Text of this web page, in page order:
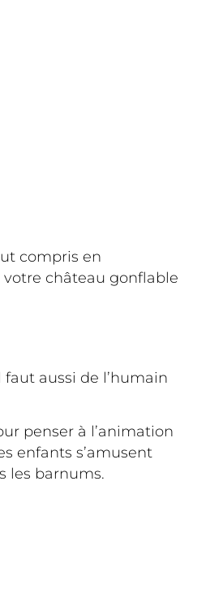
compris en
votre château gonflable
aussi de l’humain
penser à l’animation
enfants s’amusent
les barnums.